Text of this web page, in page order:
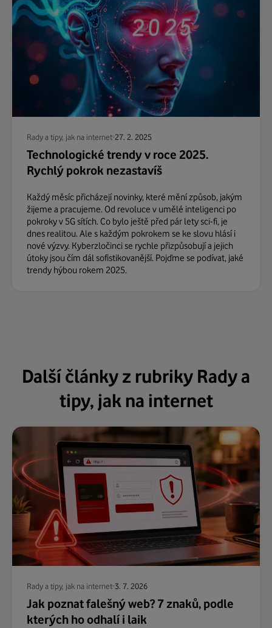
Rady a tipy, jak na internet 27. 2. 2025
Technologické trendy v roce 2025.
Rychlý pokrok nezastavíš
Každý měsíc přicházejí novinky, které mění způsob, jakým
žijeme a pracujeme. Od revoluce v umělé inteligenci po
pokroky v 5G sítích. Co bylo ještě před pár lety sci-fi, je
dnes realitou. Ale s každým pokrokem se ke slovu hlásí i
nové výzvy. Kyberzločinci se rychle přizpůsobují a jejich
útoky jsou čím dál sofistikovanější. Pojďme se podívat, jaké
trendy hýbou rokem 2025.
Další články z rubriky Rady a
tipy, jak na internet
Rady a tipy, jak na internet 3. 7. 2026
Jak poznat falešný web? 7 znaků, podle
kterých ho odhalí i laik